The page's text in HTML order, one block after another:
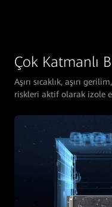
Çok Katmanlı
Aşırı sıcaklık, aşırı
riskleri aktif olarak izole